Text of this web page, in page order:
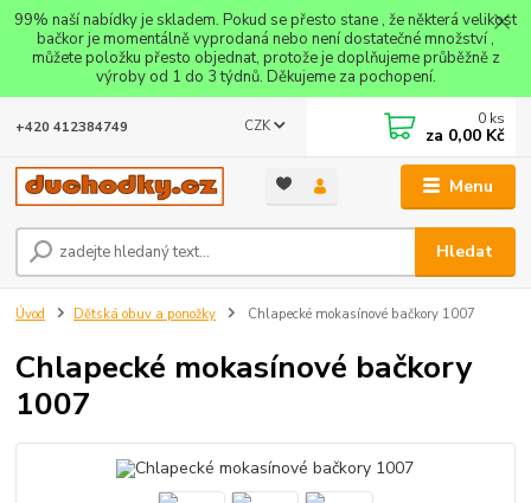
99% naší nabídky je skladem. Pokud se přesto stane , že některá velikost
bačkor je momentálně vyprodaná nebo není dostatečné množství ,
můžete položku přesto objednat, protože je doplňujeme průběžně z
výroby od 1 do 3 týdnů. Děkujeme za pochopení.
Menu
CZK
Hledat
+420 412384749 0 ks
za 0,00 Kč
Úvod Dětská obuv a ponožky Chlapecké mokasínové bačkory 1007
Chlapecké mokasínové bačkory
1007